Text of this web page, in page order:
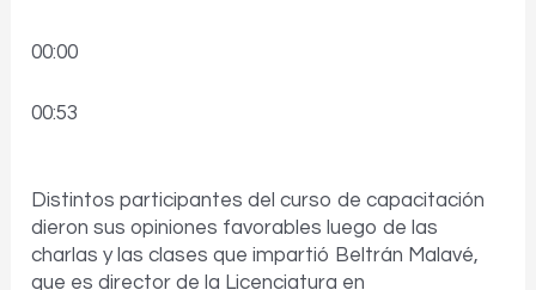
00:00
00:53
Distintos participantes del curso de capacitación
dieron sus opiniones favorables luego de las
charlas y las clases que impartió Beltrán Malavé,
que es director de la Licenciatura en